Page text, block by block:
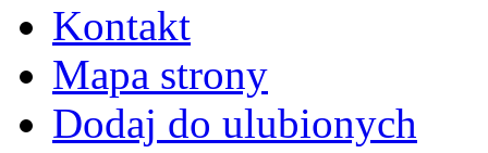
Kontakt
Mapa strony
Dodaj do ulubionych